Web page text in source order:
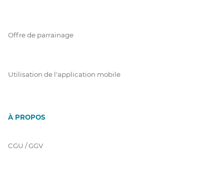
Offre de parrainage
Utilisation de l'application mobile
À PROPOS
CGU / GGV